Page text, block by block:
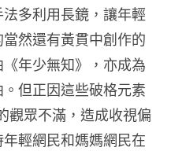
多利用長鏡，讓年輕
然還有黃貫中創作的
年少無知》，亦成為
但正因這些破格元素
觀眾不滿，造成收視偏
輕網民和媽媽網民在